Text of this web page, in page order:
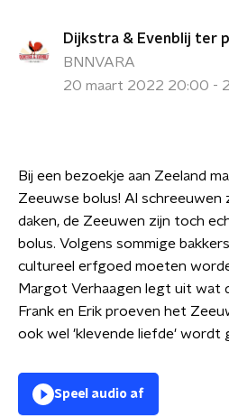
Dijkstra & Evenblij ter
BNNVARA
20 maart 2022 20:00 -
Bij een bezoekje aan Zeeland
Zeeuwse bolus! Al schreeuwen
daken, de Zeeuwen zijn toch
bolus. Volgens sommige
cultureel erfgoed moeten
Margot Verhaagen legt uit wat
Frank en Erik proeven het
ook wel 'klevende liefde' wordt
Speel audio af